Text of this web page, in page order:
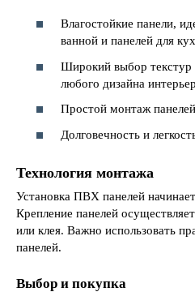
Влагостойкие панели,
ванной и панелей для
Широкий выбор текстур
любого дизайна
Простой монтаж
Долговечность и
Технология монтажа
Установка ПВХ панелей
Крепление панелей
или клея. Важно использовать
панелей.
Выбор и покупка